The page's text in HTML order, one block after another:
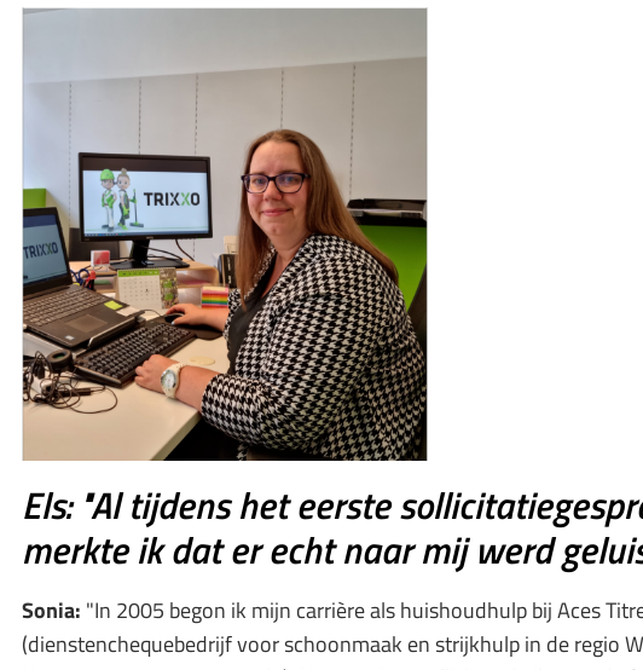
Els: "Al tijdens het eerste
merkte ik dat er echt naar mij werd
Sonia: "In 2005 begon ik mijn carrière als huishoudhulp bij Aces
(dienstenchequebedrijf voor schoonmaak­ en strijkhulp in de regio